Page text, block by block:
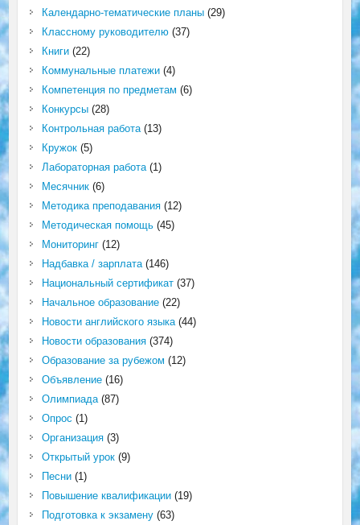
Календарно-тематические планы(29)
Классному руководителю(37)
Книги(22)
Коммунальные платежи(4)
Компетенция по предметам (6)
Конкурсы(28)
Контрольная работа(13)
Кружок(5)
Лабораторная работа(1)
Месячник(6)
Методика преподавания(12)
Методическая помощь(45)
Мониторинг(12)
Надбавка / зарплата(146)
Национальный сертификат(37)
Начальное образование(22)
Новости английского языка(44)
Новости образования(374)
Образование за рубежом (12)
Объявление(16)
Олимпиада(87)
Опрос (1)
Организация(3)
Открытый урок(9)
Песни(1)
Повышение квалификации(19)
Подготовка к экзамену(63)